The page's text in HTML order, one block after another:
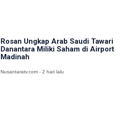
Rosan Ungkap Arab Saudi Tawari
Danantara Miliki Saham di Airport
Madinah
Nusantaratv.com - 2 hari lalu